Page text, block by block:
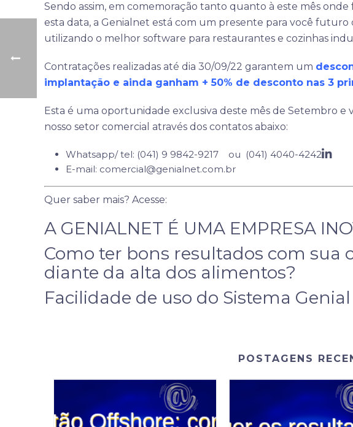
Sendo assim, em comemoração tanto quanto à este mês
esta data, a Genialnet está com um presente para você
utilizando o melhor software para restaurantes e cozinhas
Contratações realizadas até dia 30/09/22 garantem um
implantação e ainda ganham + 50% de desconto nas 3
Esta é uma oportunidade exclusiva deste mês de Setembro
nosso setor comercial através dos contatos abaixo:
Whatsapp/ tel: (041) 9 9842-9217 ou (041) 4040-4242
E-mail: comercial@genialnet.com.br
Quer saber mais? Acesse:
A GENIALNET É UMA EMPRESA
Como ter bons resultados com
diante da alta dos alimentos?
Facilidade de uso do Sistema Genial
POSTAGENS